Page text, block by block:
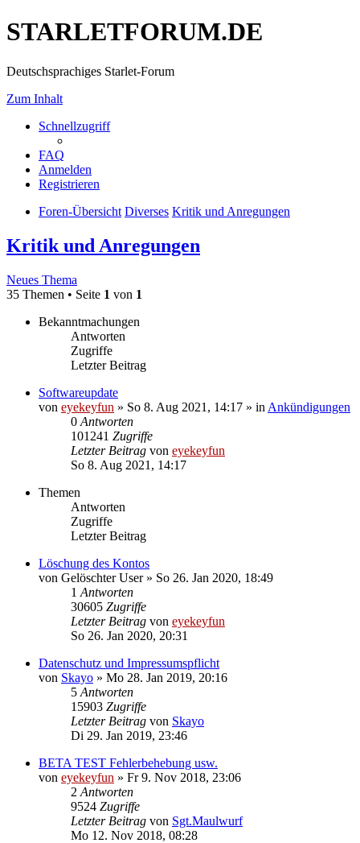
STARLETFORUM.DE
Deutschsprachiges Starlet-Forum
Zum Inhalt
Schnellzugriff
FAQ
Anmelden
Registrieren
Foren-Übersicht Diverses Kritik und Anregungen
Kritik und Anregungen
Neues Thema
35 Themen • Seite 1 von 1
Bekanntmachungen
Antworten
Zugriffe
Letzter Beitrag
Softwareupdate
von eyekeyfun » So 8. Aug 2021, 14:17 » in Ankündigungen
0 Antworten
101241 Zugriffe
Letzter Beitrag von eyekeyfun
So 8. Aug 2021, 14:17
Themen
Antworten
Zugriffe
Letzter Beitrag
Löschung des Kontos
von Gelöschter User» So 26. Jan 2020, 18:49
1 Antworten
30605 Zugriffe
Letzter Beitrag von eyekeyfun
So 26. Jan 2020, 20:31
Datenschutz und Impressumspflicht
von Skayo » Mo 28. Jan 2019, 20:16
5 Antworten
15903 Zugriffe
Letzter Beitrag von Skayo
Di 29. Jan 2019, 23:46
BETA TEST Fehlerbehebung usw.
von eyekeyfun » Fr 9. Nov 2018, 23:06
2 Antworten
9524 Zugriffe
Letzter Beitrag von Sgt.Maulwurf
Mo 12. Nov 2018, 08:28